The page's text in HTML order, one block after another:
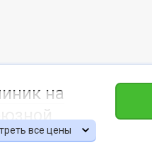
на
все цены